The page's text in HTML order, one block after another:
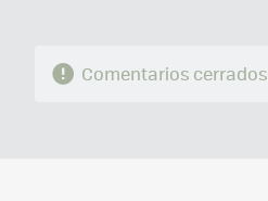
Comentarios cerrados